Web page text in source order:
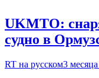
UKMTO:
судно в
RT на русском3